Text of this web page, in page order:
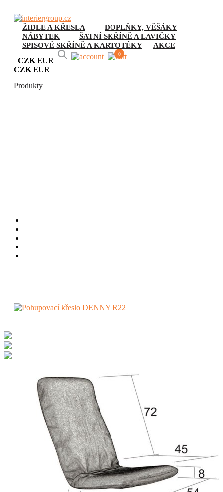
ŽIDLE A KŘESLA
DOPLŇKY, VĚŠÁKY
NÁBYTEK
ŠATNÍ SKŘÍNĚ A LAVIČKY
SPISOVÉ SKŘÍNĚ A KARTOTÉKY
AKCE
CZK EUR
0
CZK EUR
Produkty